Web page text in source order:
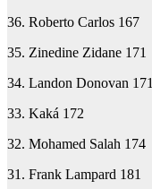
36. Roberto Carlos 167
35. Zinedine Zidane 171
34. Landon Donovan 171
33. Kaká 172
32. Mohamed Salah 174
31. Frank Lampard 181